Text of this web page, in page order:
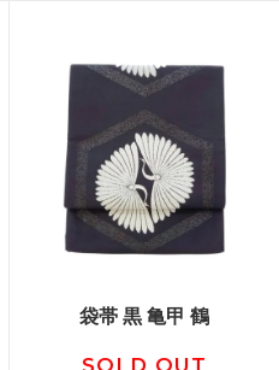
袋帯 黒 亀甲 鶴